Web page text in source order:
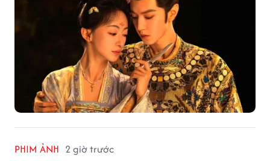
PHIM ẢNH 2 giờ trước